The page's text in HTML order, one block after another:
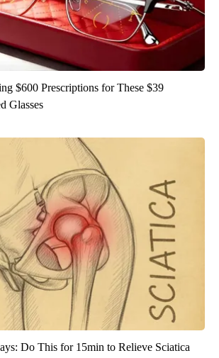
$600 Prescriptions for These $39
Glasses
Do This for 15min to Relieve Sciatica